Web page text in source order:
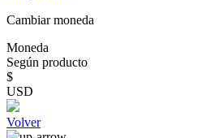
Cambiar moneda
Moneda
Según producto
$
USD
Volver